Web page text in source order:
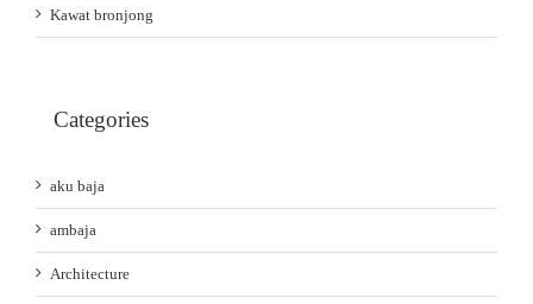
Kawat bronjong
Categories
aku baja
ambaja
Architecture